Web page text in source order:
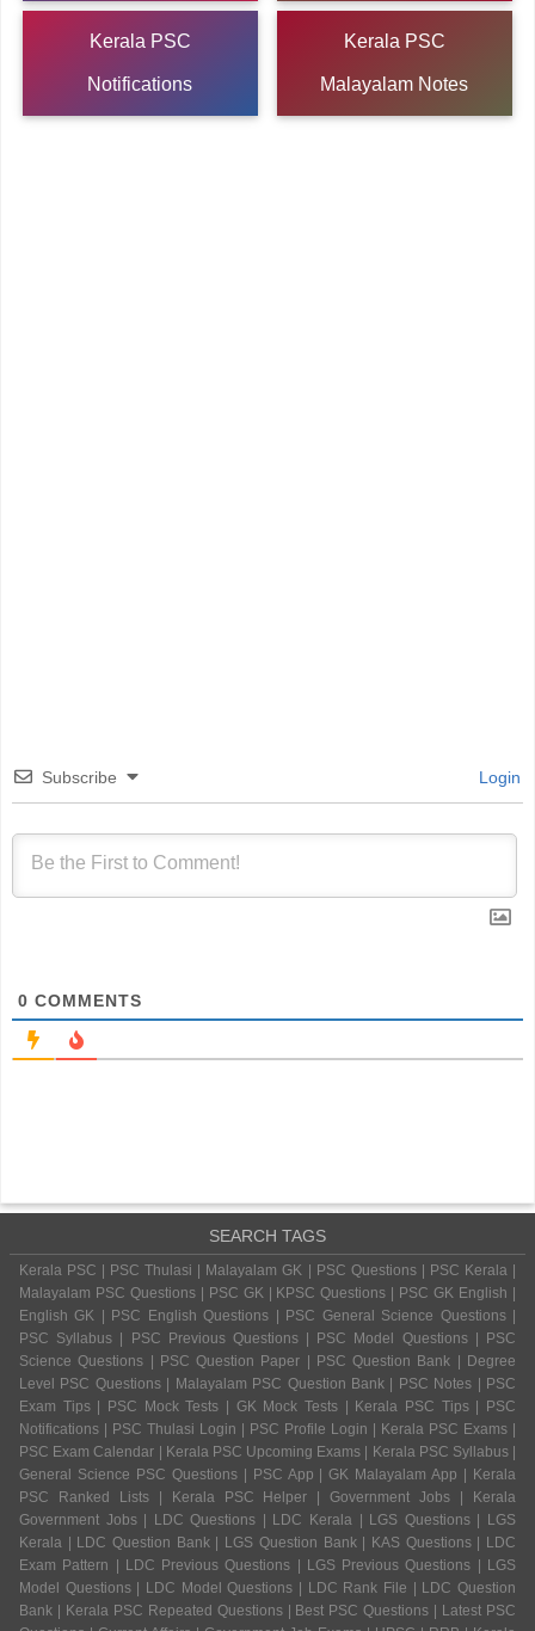
Kerala PSC
Notifications
Kerala PSC
Malayalam Notes
Subscribe Login
0 COMMENTS
SEARCH TAGS
Kerala PSC | PSC Thulasi | Malayalam GK | PSC Questions | PSC Kerala |
Malayalam PSC Questions | PSC GK | KPSC Questions | PSC GK English |
English GK | PSC English Questions | PSC General Science Questions |
PSC Syllabus | PSC Previous Questions | PSC Model Questions | PSC
Science Questions | PSC Question Paper | PSC Question Bank | Degree
Level PSC Questions | Malayalam PSC Question Bank | PSC Notes | PSC
Exam Tips | PSC Mock Tests | GK Mock Tests | Kerala PSC Tips | PSC
Notifications | PSC Thulasi Login | PSC Profile Login | Kerala PSC Exams |
PSC Exam Calendar | Kerala PSC Upcoming Exams | Kerala PSC Syllabus |
General Science PSC Questions | PSC App | GK Malayalam App | Kerala
PSC Ranked Lists | Kerala PSC Helper | Government Jobs | Kerala
Government Jobs | LDC Questions | LDC Kerala | LGS Questions | LGS
Kerala | LDC Question Bank | LGS Question Bank | KAS Questions | LDC
Exam Pattern | LDC Previous Questions | LGS Previous Questions | LGS
Model Questions | LDC Model Questions | LDC Rank File | LDC Question
Bank | Kerala PSC Repeated Questions | Best PSC Questions | Latest PSC